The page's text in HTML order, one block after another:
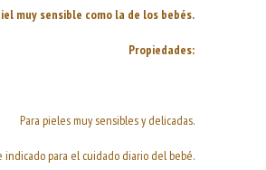
muy sensible como la de los bebés.
Propiedades:
Para pieles muy sensibles y delicadas.
indicado para el cuidado diario del bebé.